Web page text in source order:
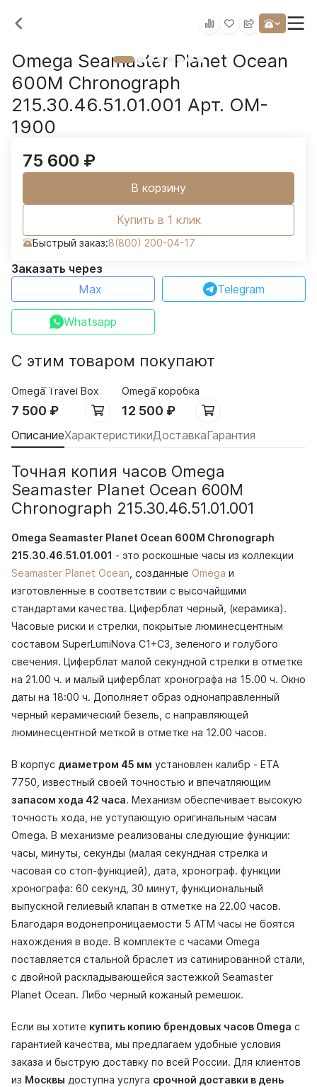
Omega Seamaster Planet Ocean
600M Chronograph
215.30.46.51.01.001 Арт. OM-
1900
75 600 ₽
В корзину
Купить в 1 клик
Быстрый заказ:8(800) 200-04-17
Заказать через
Max
Telegram
Whatsapp
С этим товаром покупают
Omega Travel Box
7 500 ₽
Omega коробка
12 500 ₽
ОписаниеХарактеристикиДоставкаГарантия
Точная копия часов Omega
Seamaster Planet Ocean 600M
Chronograph 215.30.46.51.01.001
Omega Seamaster Planet Ocean 600M Chronograph
215.30.46.51.01.001 - это роскошные часы из коллекции
Seamaster Planet Ocean , созданные Omega и
изготовленные в соответствии с высочайшими
стандартами качества. Циферблат черный, (керамика).
Часовые риски и стрелки, покрытые люминесцентным
составом SuperLumiNova С1+С3, зеленого и голубого
свечения. Циферблат малой секундной стрелки в отметке
на 21.00 ч. и малый циферблат хронографа на 15.00 ч. Окно
даты на 18:00 ч. Дополняет образ однонаправленный
черный керамический безель, с направляющей
люминесцентной меткой в отметке на 12.00 часов.
В корпус диаметром 45 мм установлен калибр - ETA
7750, известный своей точностью и впечатляющим
запасом хода 42 часа. Механизм обеспечивает высокую
точность хода, не уступающую оригинальным часам
Omega. В механизме реализованы следующие функции:
часы, минуты, секунды (малая секундная стрелка и
часовая со стоп-функцией), дата, хронограф. функции
хронографа: 60 секунд, 30 минут, функциональный
выпускной гелиевый клапан в отметке на 22.00 часов.
Благодаря водонепроницаемости 5 АТМ часы не боятся
нахождения в воде. В комплекте с часами Omega
поставляется стальной браслет из сатинированной стали,
с двойной раскладывающейся застежкой Seamaster
Planet Ocean. Либо черный кожаный ремешок.
Если вы хотите купить копию брендовых часов Omega с
гарантией качества, мы предлагаем удобные условия
заказа и быструю доставку по всей России. Для клиентов
из Москвы доступна услуга срочной доставки в день